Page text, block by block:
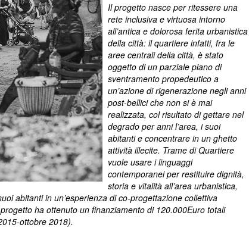
Il progetto nasce per ritessere una
rete inclusiva e virtuosa intorno
all’antica e dolorosa ferita urbanistica
della città: il quartiere infatti, fra le
aree centrali della città, è stato
oggetto di un parziale piano di
sventramento propedeutico a
un’azione di rigenerazione negli anni
post-bellici che non si è mai
realizzata, col risultato di gettare nel
degrado per anni l’area, i suoi
abitanti e concentrare in un ghetto
attività illecite. Trame di Quartiere
vuole usare i linguaggi
contemporanei per restituire dignità,
storia e vitalità all’area urbanistica,
abitanti in un’esperienza di co-progettazione collettiva
ha ottenuto un finanziamento di 120.000Euro totali
ottobre 2018).